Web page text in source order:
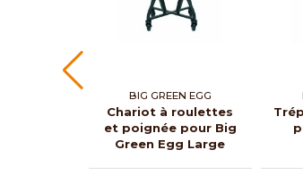
BIG GREEN EGG
Chariot à roulettes
et poignée pour Big
Green Egg Large